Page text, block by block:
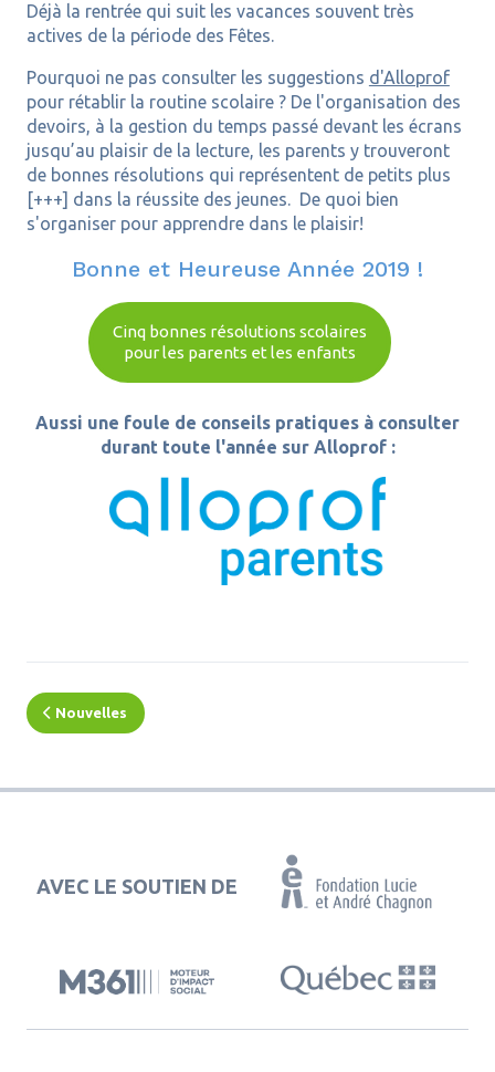
Déjà la rentrée qui suit les vacances souvent très
actives de la période des Fêtes.
Pourquoi ne pas consulter les suggestions d'Alloprof
pour rétablir la routine scolaire ? De l'organisation des
devoirs, à la gestion du temps passé devant les écrans
jusqu’au plaisir de la lecture, les parents y trouveront
de bonnes résolutions qui représentent de petits plus
[+++] dans la réussite des jeunes. De quoi bien
s'organiser pour apprendre dans le plaisir!
Bonne et Heureuse Année 2019 !
Cinq bonnes résolutions scolaires
pour les parents et les enfants
Aussi une foule de conseils pratiques à consulter
durant toute l'année sur Alloprof :
Nouvelles
AVEC LE SOUTIEN DE